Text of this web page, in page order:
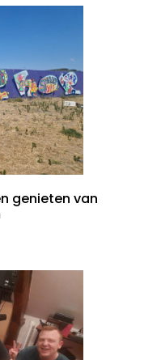
genieten van